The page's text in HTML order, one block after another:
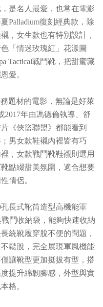
是名人最愛，也常在電影
Palladium復刻經典款，除
，女生款也有特別設計，
「情迷玫瑰紅」花漾圖
Tactical戰鬥靴，把甜蜜藏
愛。
題材的電影，無論是好萊
2017年由馮德倫執導、舒
《俠盜聯盟》都能看到
；男女款鞋襯內裡皆有巧
，女款戰鬥靴鞋襯則選用
點綴甜美氛圍，適合想要
情侶。
長式靴筒造型高機能軍
鬥收納袋，能夠快速收納
統靴履穿脫不便的問題，
鬆脫，完全展現軍風機能
讓靴型更加挺拔有型，搭
提升綿韌腳感，外型與實
格。